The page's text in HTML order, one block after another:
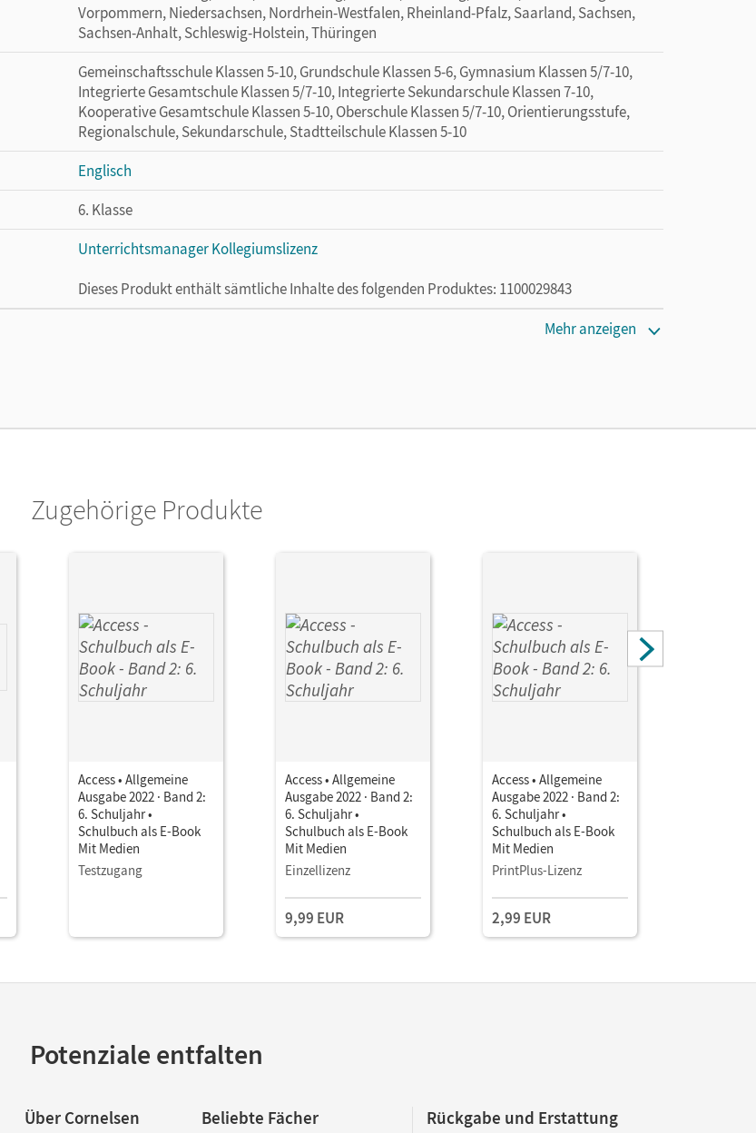
Vorpommern, Niedersachsen, Nordrhein-Westfalen, Rheinland-Pfalz, Saarland, Sachsen,
Sachsen-Anhalt, Schleswig-Holstein, Thüringen
Gemeinschaftsschule Klassen 5-10, Grundschule Klassen 5-6, Gymnasium Klassen 5/7-10,
Integrierte Gesamtschule Klassen 5/7-10, Integrierte Sekundarschule Klassen 7-10,
Kooperative Gesamtschule Klassen 5-10, Oberschule Klassen 5/7-10, Orientierungsstufe,
Regionalschule, Sekundarschule, Stadtteilschule Klassen 5-10
Englisch
6. Klasse
Unterrichtsmanager Kollegiumslizenz
Dieses Produkt enthält sämtliche Inhalte des folgenden Produktes: 1100029843
Cornelsen Verlag
Mehr anzeigen
Zugehörige Produkte
Access • Allgemeine
Ausgabe 2022 · Band 2:
6. Schuljahr •
Schulbuch als E-Book
Mit Medien
Testzugang
Access • Allgemeine
Ausgabe 2022 · Band 2:
6. Schuljahr •
Schulbuch als E-Book
Mit Medien
Einzellizenz
9,99 EUR
Access • Allgemeine
Ausgabe 2022 · Band 2:
6. Schuljahr •
Schulbuch als E-Book
Mit Medien
PrintPlus-Lizenz
2,99 EUR
Potenziale entfalten
Über Cornelsen Beliebte Fächer Rückgabe und Erstattung